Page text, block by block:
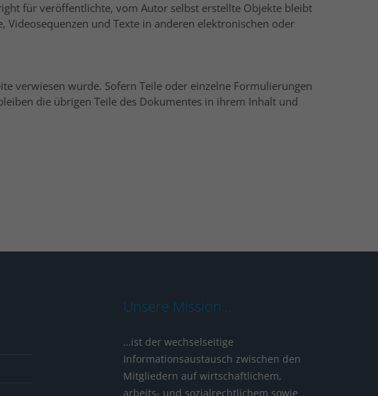
für veröffentlichte, vom Autor selbst erstellte Objekte bleibt
und Texte in anderen elektronischen oder
verwiesen wurde. Sofern Teile oder einzelne Formulierungen
die übrigen Teile des Dokumentes in ihrem Inhalt und
Unsere Mission…
…ist der wechselseitige
Informationsaustausch zwischen den
Mitgliedern auf wirtschaftlichem,
arbeits- und sozialrechtlichem sowie